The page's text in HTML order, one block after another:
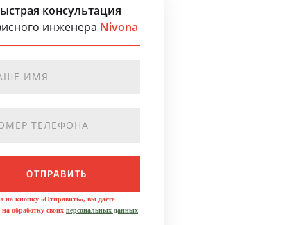
консультация
инженера Nivona
ОТПРАВИТЬ
на кнопку «Отправить», вы даете
на обработку своих персональных данных